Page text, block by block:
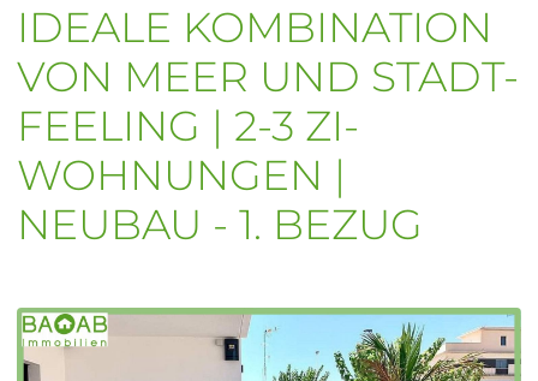
IDEALE KOMBINATION
VON MEER UND STADT-
FEELING | 2-3 ZI-
WOHNUNGEN |
NEUBAU - 1. BEZUG